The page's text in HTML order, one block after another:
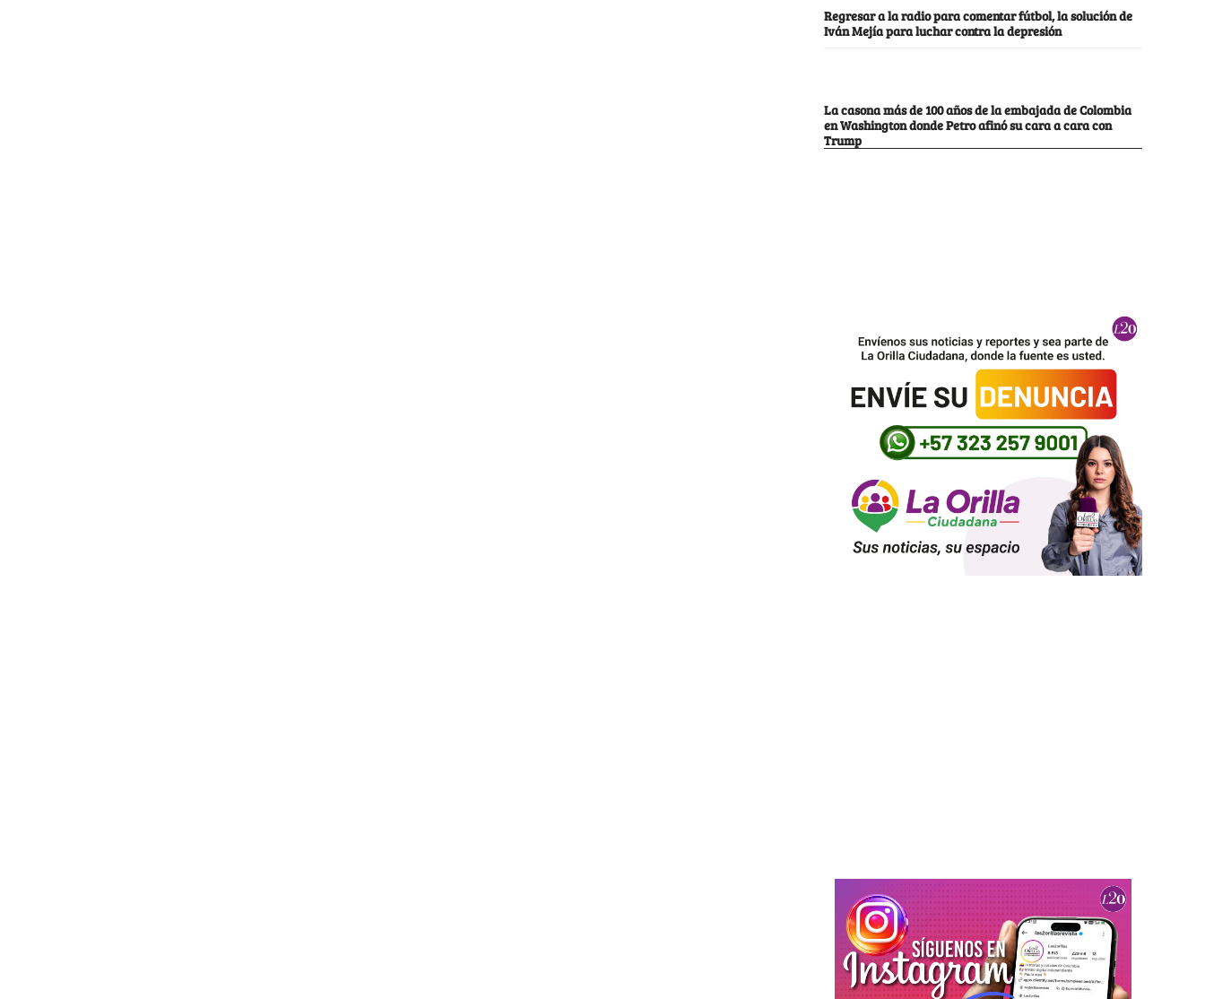
Regresar a la radio para comentar fútbol, la solución de
Iván Mejía para luchar contra la depresión
La casona más de 100 años de la embajada de Colombia
en Washington donde Petro afinó su cara a cara con
Trump